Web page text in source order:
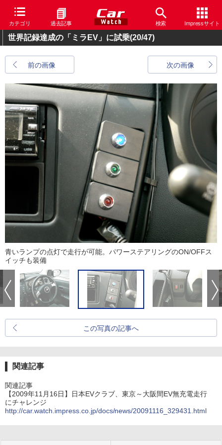
カテゴリ 過去記事 検索 Impressサイト
世界記録達成の「ミラEV」に試乗(20/47)
前の画像 次の画像
青いランプの点灯で走行が可能。パワーステアリングのON/OFFス
イッチも装備
この写真の記事へ
関連記事
関連記事
【2009年11月16日】日本EVクラブ、東京～大阪間EV無充電走行
にチャレンジ
http://car.watch.impress.co.jp/docs/news/20091116_329431.html